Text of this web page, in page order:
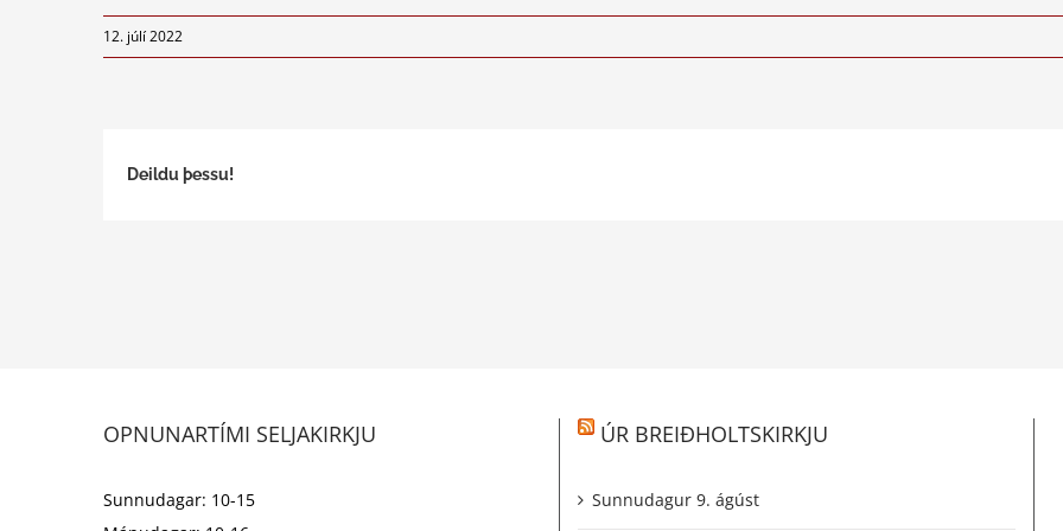
12. júlí 2022
Deildu þessu!
OPNUNARTÍMI SELJAKIRKJU
Sunnudagar: 10-15
ÚR BREIÐHOLTSKIRKJU
Sunnudagur 9. ágúst